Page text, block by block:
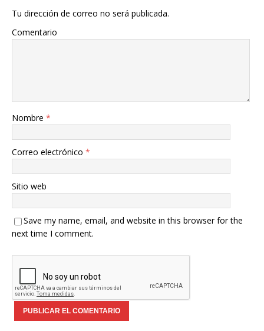
Tu dirección de correo no será publicada.
Comentario
Nombre *
Correo electrónico *
Sitio web
Save my name, email, and website in this browser for the
next time I comment.